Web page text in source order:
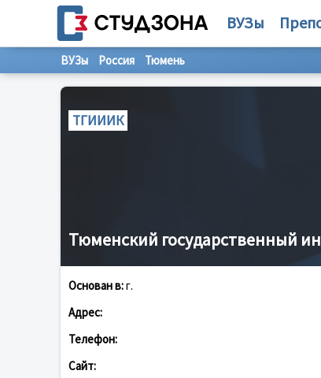
ВУЗы
ВУЗы Россия Тюмень
ТГИИИК
Тюменский государственный
Основан в:г.
Адрес:
Телефон:
Сайт: